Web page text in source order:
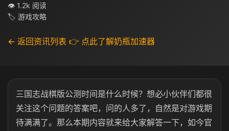
👁 1.2k 阅读
🏷 游戏攻略
← 返回资讯列表 👉 点此了解奶瓶加速器
三国志战棋版公测时间是什么时候？想必小伙伴们都很
关注这个问题的答案吧，问的人多了，自然是对游戏期
待满满了。那么本期内容就来给大家解答一下，如今官